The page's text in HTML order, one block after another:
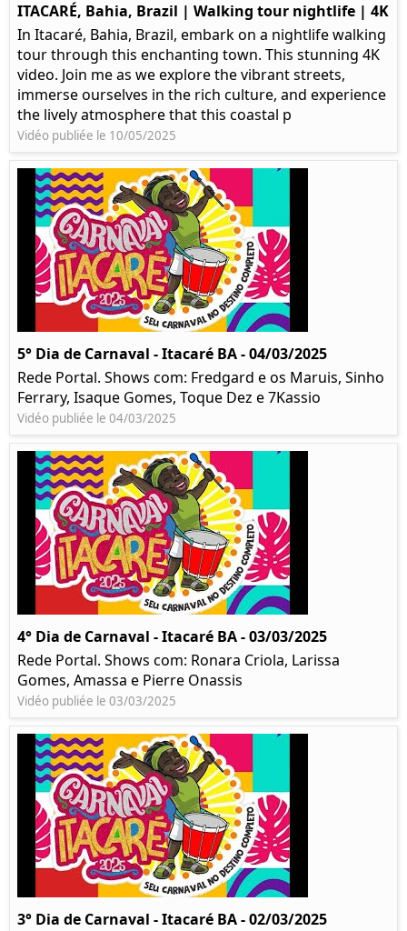
ITACARÉ, Bahia, Brazil | Walking tour nightlife | 4K
In Itacaré, Bahia, Brazil, embark on a nightlife walking
tour through this enchanting town. This stunning 4K
video. Join me as we explore the vibrant streets,
immerse ourselves in the rich culture, and experience
the lively atmosphere that this coastal p
Vidéo publiée le 10/05/2025
5° Dia de Carnaval - Itacaré BA - 04/03/2025
Rede Portal. Shows com: Fredgard e os Maruis, Sinho
Ferrary, Isaque Gomes, Toque Dez e 7Kassio
Vidéo publiée le 04/03/2025
4° Dia de Carnaval - Itacaré BA - 03/03/2025
Rede Portal. Shows com: Ronara Criola, Larissa
Gomes, Amassa e Pierre Onassis
Vidéo publiée le 03/03/2025
3° Dia de Carnaval - Itacaré BA - 02/03/2025